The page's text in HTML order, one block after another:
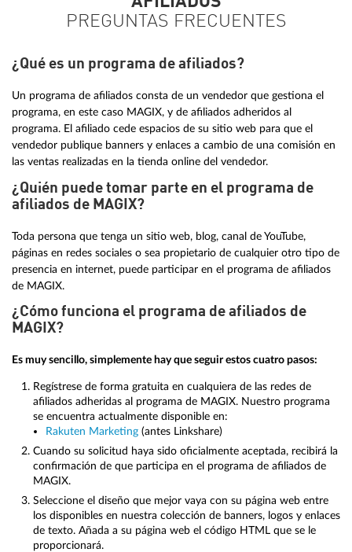
PREGUNTAS FRECUENTES
¿Qué es un programa de afiliados?
Un programa de afiliados consta de un vendedor que gestiona el
programa, en este caso MAGIX, y de afiliados adheridos al
programa. El afiliado cede espacios de su sitio web para que el
vendedor publique banners y enlaces a cambio de una comisión en
las ventas realizadas en la tienda online del vendedor.
¿Quién puede tomar parte en el programa de
afiliados de MAGIX?
Toda persona que tenga un sitio web, blog, canal de YouTube,
páginas en redes sociales o sea propietario de cualquier otro tipo de
presencia en internet, puede participar en el programa de afiliados
de MAGIX.
¿Cómo funciona el programa de afiliados de
MAGIX?
Es muy sencillo, simplemente hay que seguir estos cuatro pasos:
Regístrese de forma gratuita en cualquiera de las redes de
afiliados adheridas al programa de MAGIX. Nuestro programa
se encuentra actualmente disponible en:
Rakuten Marketing (antes Linkshare)
Cuando su solicitud haya sido oficialmente aceptada, recibirá la
confirmación de que participa en el programa de afiliados de
MAGIX.
Seleccione el diseño que mejor vaya con su página web entre
los disponibles en nuestra colección de banners, logos y enlaces
de texto. Añada a su página web el código HTML que se le
proporcionará.